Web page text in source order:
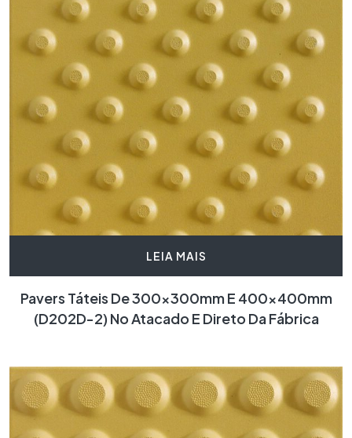
LEIA MAIS
Pavers Táteis De 300x300mm E 400x400mm
(D202D-2) No Atacado E Direto Da Fábrica